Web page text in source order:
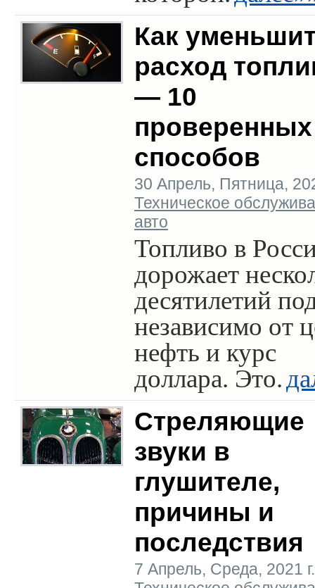
Как
расход
— 10
проверенных
способов
30 Апрель, Пятница,
Техническое
авто
Топливо в
дорожает
десятилетий
независимо от
нефть и курс
доллара. Это.
Стреляющие
звуки в
глушителе,
причины и
последствия
7 Апрель, Среда, 2021